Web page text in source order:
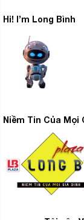
Hi! I’m Long Bình
Niềm Tin Của Mọi